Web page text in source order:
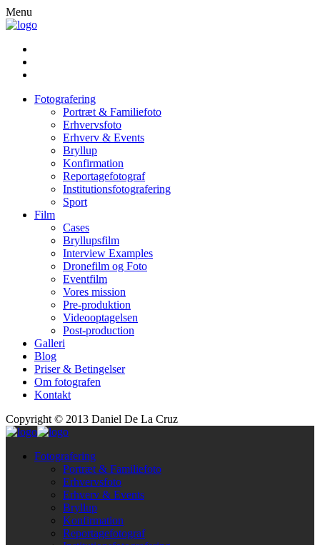
Menu
Fotografering
Portræt & Familiefoto
Erhvervsfoto
Erhverv & Events
Bryllup
Konfirmation
Reportagefotograf
Institutionsfotografering
Sport
Film
Cases
Bryllupsfilm
Interview Examples
Dronefilm og Foto
Eventfilm
Vores mission
Pre-produktion
Videooptagelsen
Post-production
Galleri
Blog
Priser & Betingelser
Om fotografen
Kontakt
Copyright © 2013 Daniel De La Cruz
Fotografering
Portræt & Familiefoto
Erhvervsfoto
Erhverv & Events
Bryllup
Konfirmation
Reportagefotograf